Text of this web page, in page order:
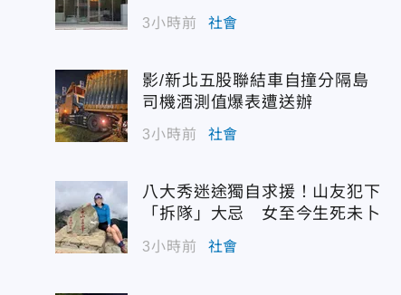
3小時前 社會
影/新北五股聯結車自撞分隔島
司機酒測值爆表遭送辦
3小時前 社會
八大秀迷途獨自求援！山友犯下
「拆隊」大忌 女至今生死未卜
3小時前 社會